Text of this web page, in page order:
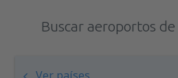
Buscar aeroportos